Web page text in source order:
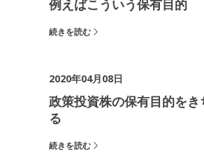
例えばこういう保有目的
続きを読む
2020年04月08日
政策投資株の保有目的をき
る
続きを読む